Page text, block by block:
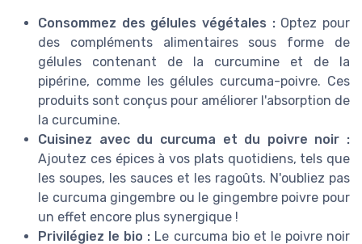
Consommez des gélules végétales :Optez pour
des compléments alimentaires sous forme de
gélules contenant de la curcumine et de la
pipérine, comme les gélules curcuma-poivre. Ces
produits sont conçus pour améliorer l'absorption de
la curcumine.
Cuisinez avec du curcuma et du poivre noir :
Ajoutez ces épices à vos plats quotidiens, tels que
les soupes, les sauces et les ragoûts. N'oubliez pas
le curcuma gingembre ou le gingembre poivre pour
un effet encore plus synergique !
Privilégiez le bio : Le curcuma bio et le poivre noir